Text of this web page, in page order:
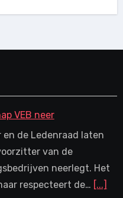
VEB neer
de Ledenraad laten
van de
neerlegt. Het
respecteert de… [...]